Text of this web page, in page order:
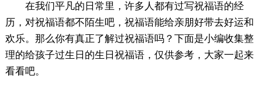
在我们平凡的日常里，许多人都有过写祝福语的经
历，对祝福语都不陌生吧，祝福语能给亲朋好带去好运和
欢乐。那么你有真正了解过祝福语吗？下面是小编收集整
理的给孩子过生日的生日祝福语，仅供参考，大家一起来
看看吧。